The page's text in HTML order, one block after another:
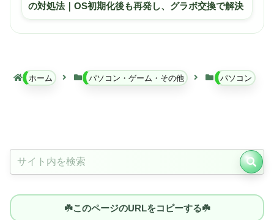
の対処法｜OS初期化後も再発し、グラボ交換で解決
ホーム パソコン・ゲーム・その他 パソコン
☘️このページのURLをコピーする☘️